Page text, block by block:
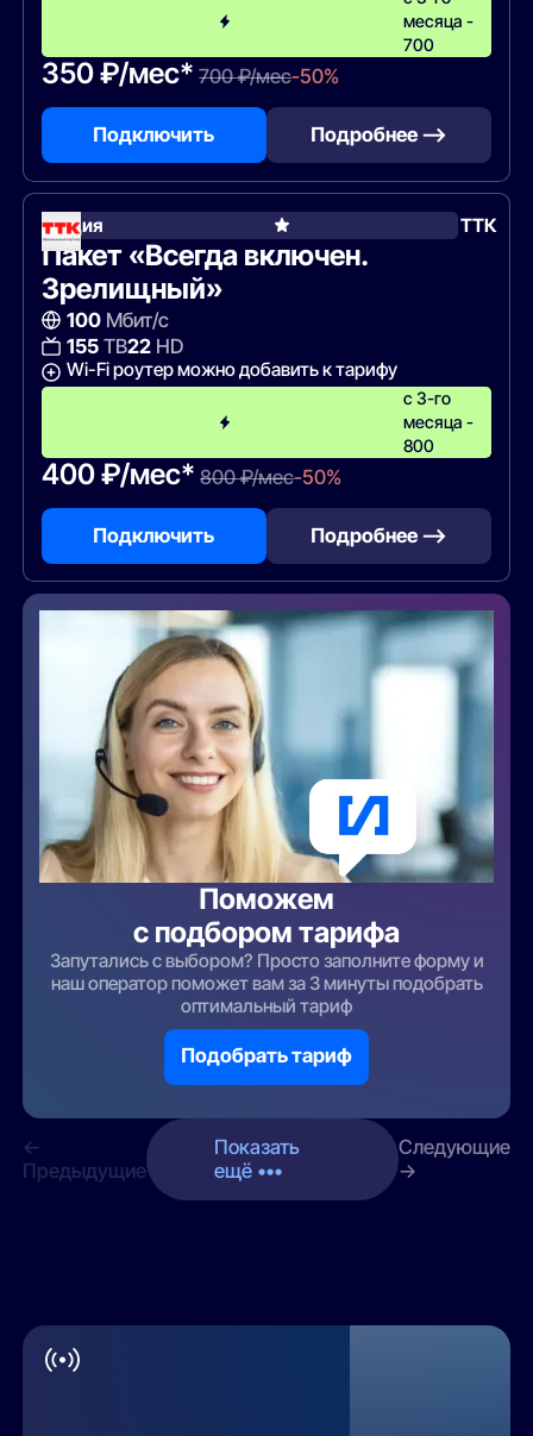
месяца -
700
350 ₽/мес* 700 ₽/мес-50%
Подключить Подробнее —>
Акция ТТК
Пакет «Всегда включен.
Зрелищный»
100Мбит/с
155ТВ22HD
Wi-Fi роутер можно добавить к тарифу
с 3-го
месяца -
800
400 ₽/мес* 800 ₽/мес-50%
Подключить Подробнее —>
Поможем
с подбором тарифа
Запутались с выбором? Просто заполните форму и
наш оператор поможет вам за 3 минуты подобрать
оптимальный тариф
Подобрать тариф
←
Предыдущие
Показать
ещё •••
Следующие
→